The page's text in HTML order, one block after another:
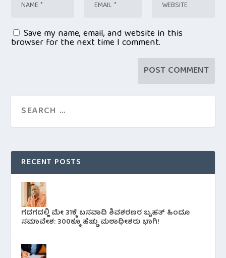
Save my name, email, and website in this
browser for the next time I comment.
RECENT POSTS
ಗದಗದಲ್ಲಿ ಮೇ 31ಕ್ಕೆ ಬಸವಾದಿ ಶಿವಶರಣರ ಬೃಹತ್ ಹಿಂದೂ
ಸಮಾವೇಶ: 300ಕ್ಕೂ ಹೆಚ್ಚು ಮಠಾಧೀಶರು ಭಾಗಿ!